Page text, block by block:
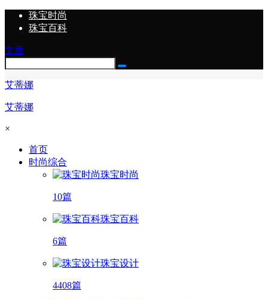
珠宝时尚
珠宝百科
文章
艾蒂娜
艾蒂娜
×
首页
时尚综合
珠宝时尚
10篇
珠宝百科
6篇
珠宝设计
4408篇